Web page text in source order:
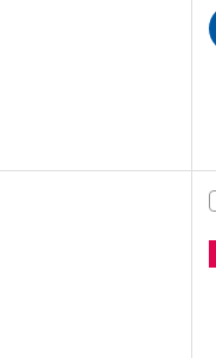
wit, 103 cm
roodbruin, 103 cm